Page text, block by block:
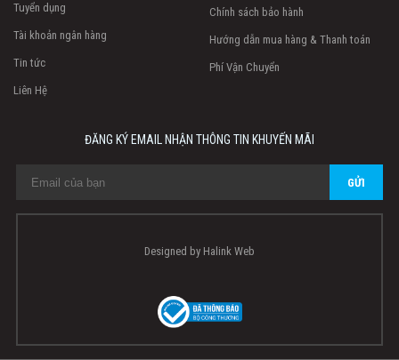
Tuyển dụng
Tài khoản ngân hàng
Tin tức
Liên Hệ
Chính sách bảo hành
Hướng dẫn mua hàng & Thanh toán
Phí Vận Chuyển
ĐĂNG KÝ EMAIL NHẬN THÔNG TIN KHUYẾN MÃI
Designed by Halink Web